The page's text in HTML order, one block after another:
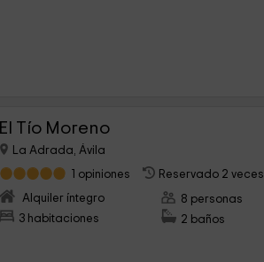
El Tío Moreno
La Adrada, Ávila
1 opiniones
Reservado 2 veces
Alquiler íntegro
3 habitaciones
8 personas
2 baños